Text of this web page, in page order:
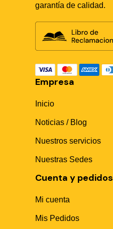
garantía de calidad.
Empresa
Inicio
Noticias / Blog
Nuestros servicios
Nuestras Sedes
Cuenta y pedidos
Mi cuenta
Mis Pedidos